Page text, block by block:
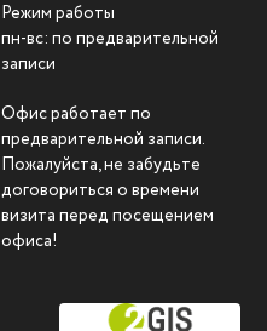
Режим работы
пн-вс: по предварительной
записи
Офис работает по
предварительной записи.
Пожалуйста, не забудьте
договориться о времени
визита перед посещением
офиса!